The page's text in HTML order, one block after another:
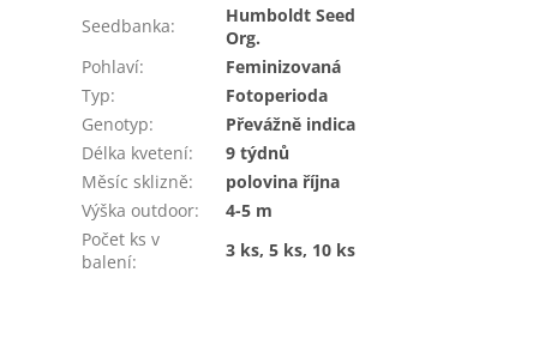
Seedbanka:
Humboldt Seed
Org.
Pohlaví:
Feminizovaná
Typ:
Fotoperioda
Genotyp:
Převážně indica
Délka kvetení:
9 týdnů
Měsíc sklizně:
polovina října
Výška outdoor:
4-5 m
Počet ks v
balení:
3 ks, 5 ks, 10 ks